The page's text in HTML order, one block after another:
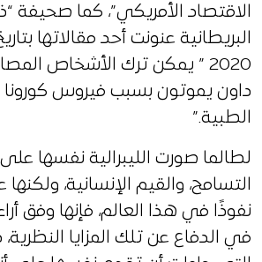
الاقتصاد الأمريكي”، كما صحيفة
2020 ” يمكن ترك الأشخاص
داون يموتون بسبب فيروس كورونا
الطبية.”
لطالما صورت الليبرالية نفسها
التسامح، والقيم الإنسانية،
نفوذًا في هذا العالم، فإنها وفق
في الدفاع عن تلك المزايا النظرية،